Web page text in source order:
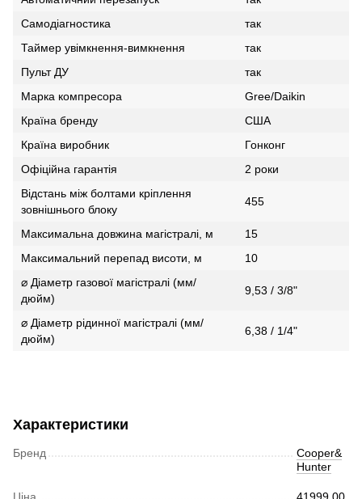
Самодіагностика
так
Таймер увімкнення-вимкнення
так
Пульт ДУ
так
Марка компресора
Gree/Daikin
Країна бренду
США
Країна виробник
Гонконг
Офіційна гарантія
2 роки
Відстань між болтами кріплення
зовнішнього блоку
455
Максимальна довжина магістралі, м
15
Максимальний перепад висоти, м
10
⌀ Діаметр газової магістралі (мм/
дюйм)
9,53 / 3/8"
⌀ Діаметр рідинної магістралі (мм/
дюйм)
6,38 / 1/4"
Характеристики
Бренд
Cooper&
Hunter